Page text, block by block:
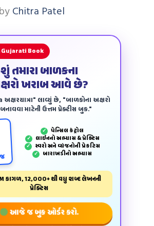
by Chitra Patel
Book
શું તમારા બાળકના
ખરાબ આવે છે?
લાવ્યું છે, "બાળકોના અક્ષરો
માટેની ઉત્તમ પ્રેક્ટીસ બુક."
✓ પેન્‍સિલ કંટ્રોલ
✓ લાઈનનો અભ્યાસ & પ્રેક્ટિસ
✓ સ્વરો અને વ્યંજનોની પ્રેકટિસ
✓ બારાખડીનો અભ્યાસ
કાગળ, 12,000+ થી વધુ શબ્દ લેખનની
પ્રેક્ટિસ
આજે જ બુક ઓર્ડર કરો.